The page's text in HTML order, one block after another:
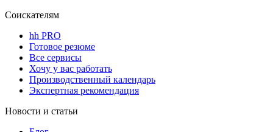
Соискателям
hh PRO
Готовое резюме
Все сервисы
Хочу у вас работать
Производственный календарь
Экспертная рекомендация
Новости и статьи